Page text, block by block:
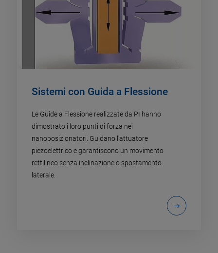
Sistemi con Guida a Flessione
Le Guide a Flessione realizzate da PI hanno
dimostrato i loro punti di forza nei
nanoposizionatori. Guidano l'attuatore
piezoelettrico e garantiscono un movimento
rettilineo senza inclinazione o spostamento
laterale.